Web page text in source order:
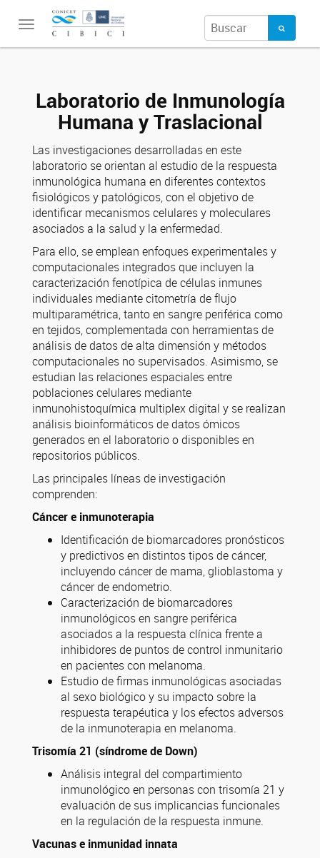
Toggle
Laboratorio de Inmunología
Humana y Traslacional
Las investigaciones desarrolladas en este
laboratorio se orientan al estudio de la respuesta
inmunológica humana en diferentes contextos
fisiológicos y patológicos, con el objetivo de
identificar mecanismos celulares y moleculares
asociados a la salud y la enfermedad.
Para ello, se emplean enfoques experimentales y
computacionales integrados que incluyen la
caracterización fenotípica de células inmunes
individuales mediante citometría de flujo
multiparamétrica, tanto en sangre periférica como
en tejidos, complementada con herramientas de
análisis de datos de alta dimensión y métodos
computacionales no supervisados. Asimismo, se
estudian las relaciones espaciales entre
poblaciones celulares mediante
inmunohistoquímica multiplex digital y se realizan
análisis bioinformáticos de datos ómicos
generados en el laboratorio o disponibles en
repositorios públicos.
Las principales líneas de investigación
comprenden:
Cáncer e inmunoterapia
Identificación de biomarcadores pronósticos
y predictivos en distintos tipos de cáncer,
incluyendo cáncer de mama, glioblastoma y
cáncer de endometrio.
Caracterización de biomarcadores
inmunológicos en sangre periférica
asociados a la respuesta clínica frente a
inhibidores de puntos de control inmunitario
en pacientes con melanoma.
Estudio de firmas inmunológicas asociadas
al sexo biológico y su impacto sobre la
respuesta terapéutica y los efectos adversos
de la inmunoterapia en melanoma.
Trisomía 21 (síndrome de Down)
Análisis integral del compartimiento
inmunológico en personas con trisomía 21 y
evaluación de sus implicancias funcionales
en la regulación de la respuesta inmune.
Vacunas e inmunidad innata